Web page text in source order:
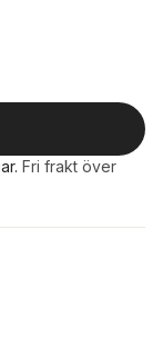
. Fri frakt över